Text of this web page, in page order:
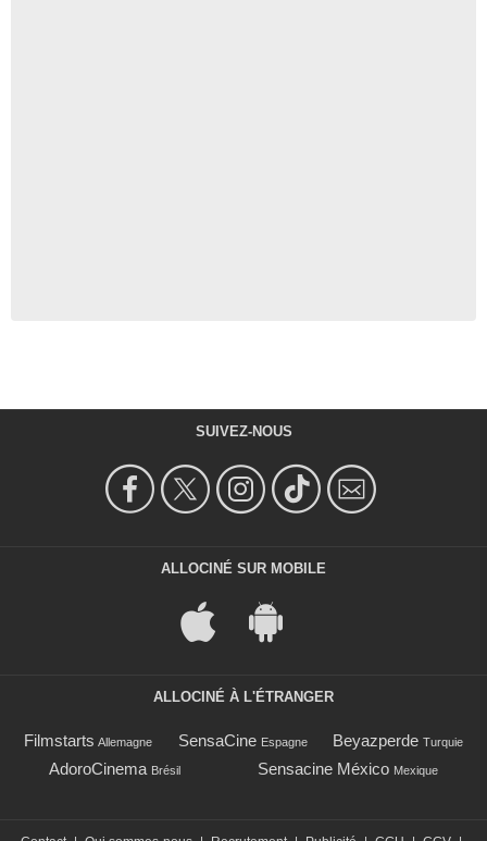
SUIVEZ-NOUS
ALLOCINÉ SUR MOBILE
ALLOCINÉ À L'ÉTRANGER
Filmstarts Allemagne SensaCine Espagne Beyazperde Turquie
AdoroCinema Brésil Sensacine México Mexique